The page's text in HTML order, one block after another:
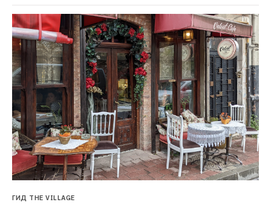
ГИД THE VILLAGE